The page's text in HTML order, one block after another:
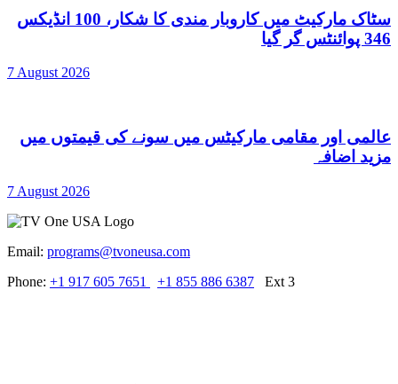
سٹاک مارکیٹ میں کاروبار مندی کا شکار، 100 انڈیکس
346 پوائنٹس گر گیا
7 August 2026
عالمی اور مقامی مارکیٹس میں سونے کی قیمتوں میں
مزید اضافہ
7 August 2026
Email: programs@tvoneusa.com
Phone: +1 917 605 7651 +1 855 886 6387 Ext 3